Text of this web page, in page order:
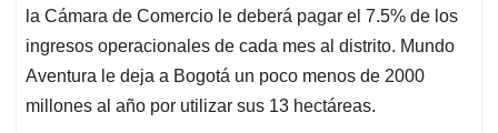
la Cámara de Comercio le deberá pagar el 7.5% de los
ingresos operacionales de cada mes al distrito. Mundo
Aventura le deja a Bogotá un poco menos de 2000
millones al año por utilizar sus 13 hectáreas.